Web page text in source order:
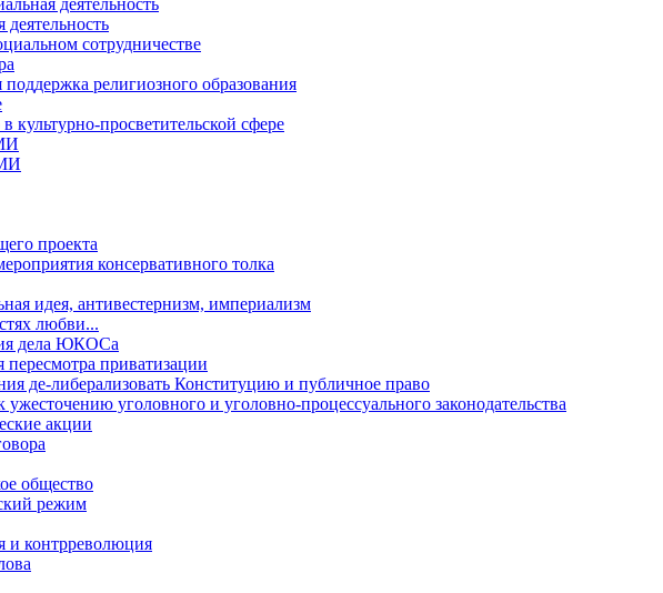
деятельность
сотрудничестве
поддержка религиозного образования
культурно-просветительской сфере
проекта
консервативного толка
идея, антивестернизм, империализм
любви...
дела ЮКОСа
пересмотра приватизации
де-либерализовать Конституцию и публичное право
уголовного и уголовно-процессуального законодательства
акции
общество
режим
и контрреволюция